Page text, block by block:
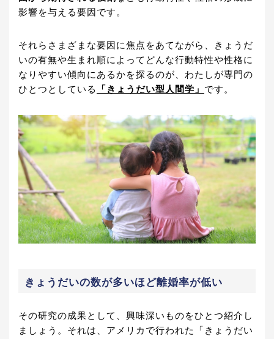
影響を与える要因です。
それらさまざまな要因に焦点をあてながら、きょうだ
いの有無や生まれ順によってどんな行動特性や性格に
なりやすい傾向にあるかを探るのが、わたしが専門の
ひとつとしている
「きょうだい型人間学」 です。
きょうだいの数が多いほど離婚率が低い
その研究の成果として、興味深いものをひとつ紹介し
ましょう。それは、アメリカで行われた「きょうだい